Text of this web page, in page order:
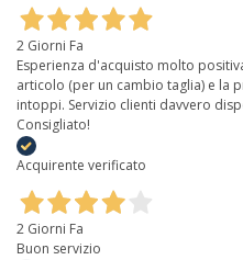
2 Giorni Fa
Esperienza d'acquisto molto
articolo (per un cambio taglia) e la
intoppi. Servizio clienti davvero
Consigliato!
Acquirente verificato
2 Giorni Fa
Buon servizio